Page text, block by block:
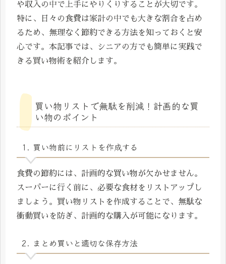
や収入の中で上手にやりくりすることが大切です。
特に、日々の食費は家計の中でも大きな割合を占め
るため、無理なく節約できる方法を知っておくと安
心です。本記事では、シニアの方でも簡単に実践で
きる買い物術を紹介します。
買い物リストで無駄を削減！計画的な買
い物のポイント
1. 買い物前にリストを作成する
食費の節約には、計画的な買い物が欠かせません。
スーパーに行く前に、必要な食材をリストアップし
ましょう。買い物リストを作成することで、無駄な
衝動買いを防ぎ、計画的な購入が可能になります。
2. まとめ買いと適切な保存方法